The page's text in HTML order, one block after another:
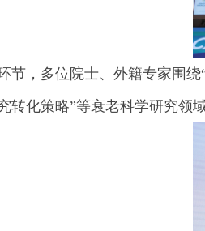
节，多位院士、外籍专家围
转化策略”等衰老科学研究领